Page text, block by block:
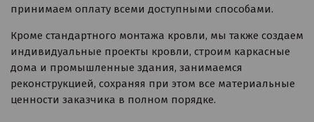
принимаем оплату всеми доступными способами.
Кроме стандартного монтажа кровли, мы также создаем
индивидуальные проекты кровли, строим каркасные
дома и промышленные здания, занимаемся
реконструкцией, сохраняя при этом все материальные
ценности заказчика в полном порядке.